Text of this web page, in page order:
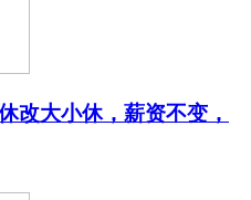
改大小休，薪资不变，